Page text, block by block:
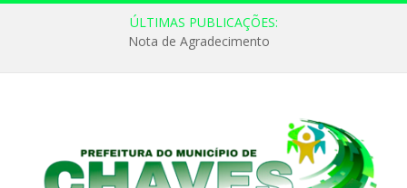
ÚLTIMAS PUBLICAÇÕES:
Nota de Agradecimento